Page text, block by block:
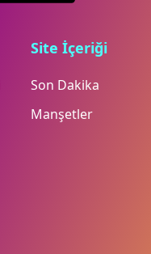
Site İçeriği
Son Dakika
Manşetler